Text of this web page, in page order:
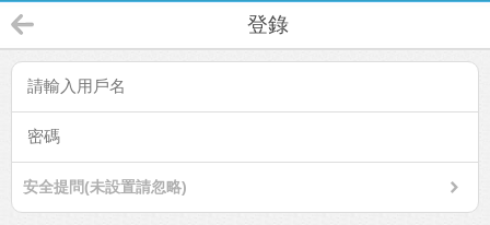
登錄
安全提問(未設置請忽略)